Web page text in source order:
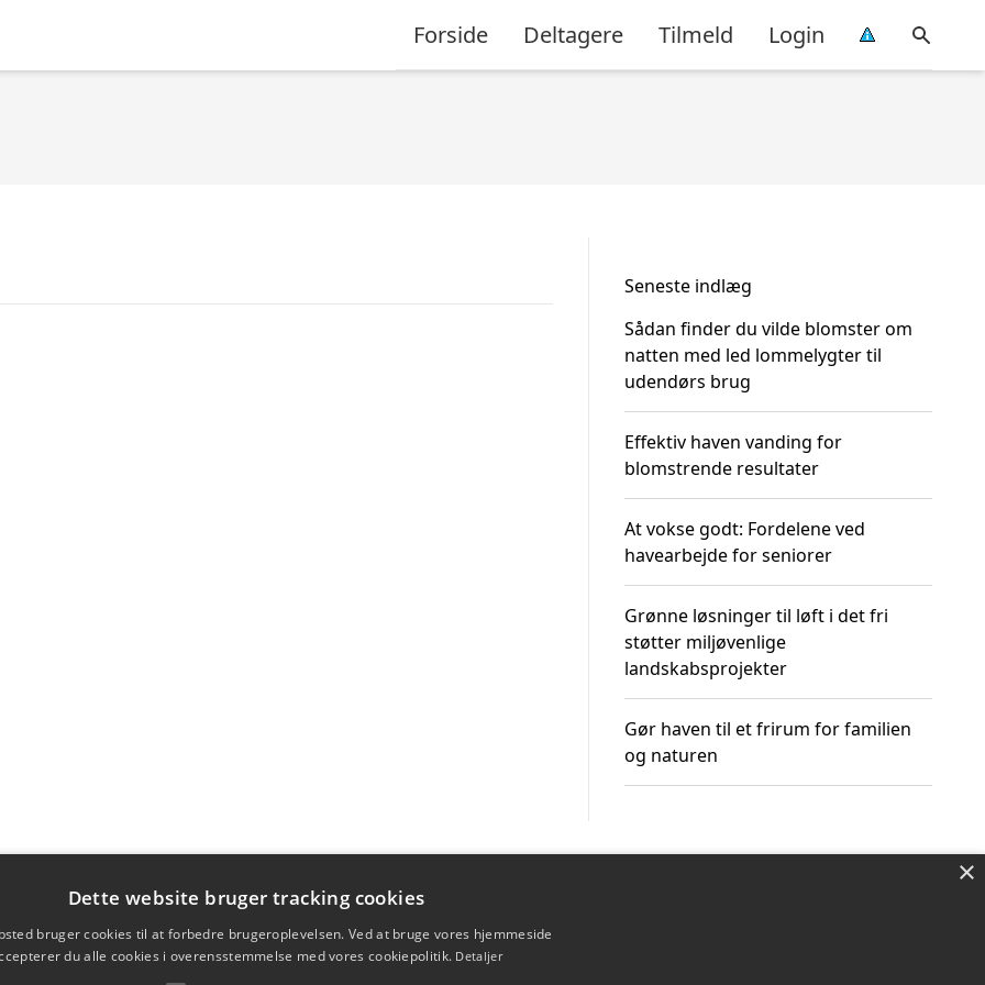
Forside Deltagere Tilmeld Login
Seneste indlæg
Sådan finder du vilde blomster om
natten med led lommelygter til
udendørs brug
Effektiv haven vanding for
blomstrende resultater
At vokse godt: Fordelene ved
havearbejde for seniorer
Grønne løsninger til løft i det fri
støtter miljøvenlige
landskabsprojekter
Gør haven til et frirum for familien
og naturen
×
Dette website bruger tracking cookies
bruger cookies til at forbedre brugeroplevelsen. Ved at bruge vores hjemmeside
du alle cookies i overensstemmelse med vores cookiepolitik. Detaljer